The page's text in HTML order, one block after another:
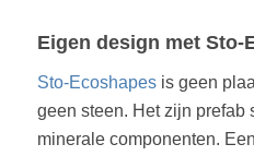
Eigen design met Sto-
Sto-Ecoshapesis geen
geen steen. Het zijn prefab
minerale componenten.